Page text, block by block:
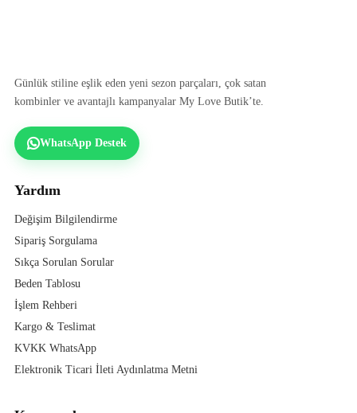
Günlük stiline eşlik eden yeni sezon parçaları, çok satan
kombinler ve avantajlı kampanyalar My Love Butik’te.
WhatsApp Destek
Yardım
Değişim Bilgilendirme
Sipariş Sorgulama
Sıkça Sorulan Sorular
Beden Tablosu
İşlem Rehberi
Kargo & Teslimat
KVKK WhatsApp
Elektronik Ticari İleti Aydınlatma Metni